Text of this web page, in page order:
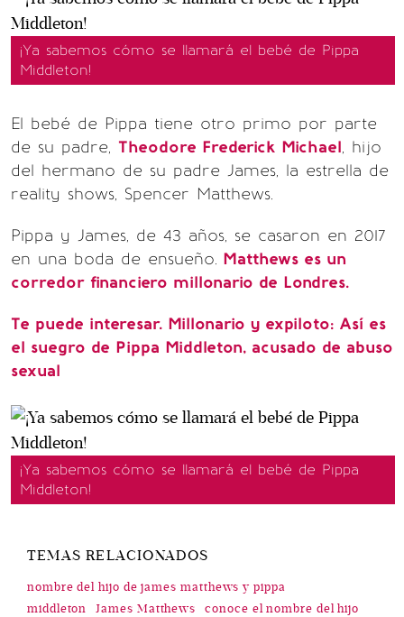
¡Ya sabemos cómo se llamará el bebé de Pippa
Middleton!
El bebé de Pippa tiene otro primo por parte
de su padre, Theodore Frederick Michael, hijo
del hermano de su padre James, la estrella de
reality shows, Spencer Matthews.
Pippa y James, de 43 años, se casaron en 2017
en una boda de ensueño. Matthews es un
corredor financiero millonario de Londres.
Te puede interesar. Millonario y expiloto: Así es
el suegro de Pippa Middleton, acusado de abuso
sexual
¡Ya sabemos cómo se llamará el bebé de Pippa
Middleton!
TEMAS RELACIONADOS
nombre del hijo de james matthews y pippa
middleton
James Matthews
conoce el nombre del hijo